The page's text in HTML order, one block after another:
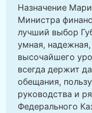
Назначение
Министра
лучший выбор
умная,
высочайшего
всегда держит
обещания,
руководства и
Федерального